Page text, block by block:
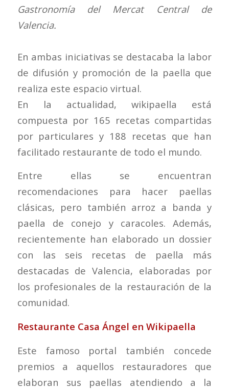
Gastronomía del Mercat Central de
Valencia.
En ambas iniciativas se destacaba la labor
de difusión y promoción de la paella que
realiza este espacio virtual.
En la actualidad, wikipaella está
compuesta por 165 recetas compartidas
por particulares y 188 recetas que han
facilitado restaurante de todo el mundo.
Entre ellas se encuentran
recomendaciones para hacer paellas
clásicas, pero también arroz a banda y
paella de conejo y caracoles. Además,
recientemente han elaborado un dossier
con las seis recetas de paella más
destacadas de Valencia, elaboradas por
los profesionales de la restauración de la
comunidad.
Restaurante Casa Ángel en Wikipaella
Este famoso portal también concede
premios a aquellos restauradores que
elaboran sus paellas atendiendo a la